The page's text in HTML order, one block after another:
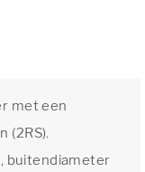
met een
(2RS).
buitendiameter